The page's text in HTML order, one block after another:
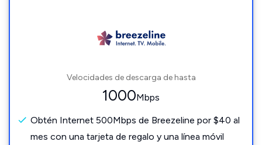
Velocidades de descarga de hasta
1000Mbps
Obtén Internet 500Mbps de Breezeline por $40 al
mes con una tarjeta de regalo y una línea móvil